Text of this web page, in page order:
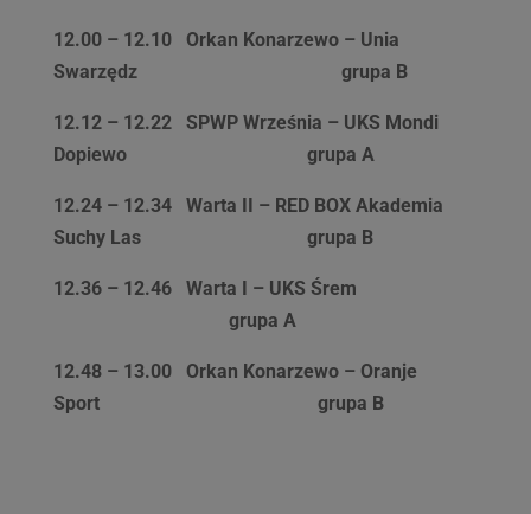
12.00 – 12.10 Orkan Konarzewo – Unia
Swarzędzgrupa B
12.12 – 12.22 SPWP Września – UKS Mondi
Dopiewogrupa A
12.24 – 12.34 Warta II – RED BOX Akademia
Suchy Lasgrupa B
12.36 – 12.46 Warta I – UKS Śrem
grupa A
12.48 – 13.00 Orkan Konarzewo – Oranje
Sportgrupa B